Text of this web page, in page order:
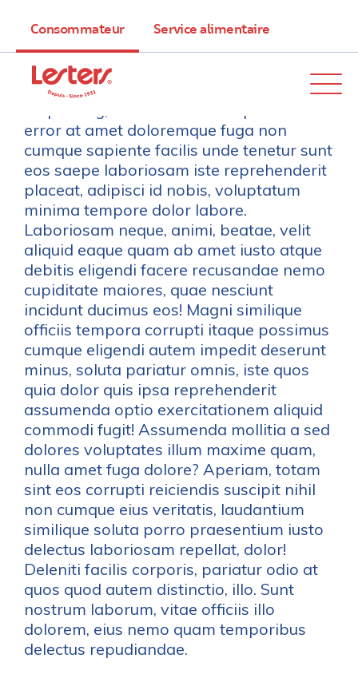
Consommateur Service alimentaire
Lorem ipsum dolor sit amet consectetur
error at amet doloremque fuga non
cumque sapiente facilis unde tenetur sunt
eos saepe laboriosam iste reprehenderit
placeat, adipisci id nobis, voluptatum
minima tempore dolor labore.
Laboriosam neque, animi, beatae, velit
aliquid eaque quam ab amet iusto atque
debitis eligendi facere recusandae nemo
cupiditate maiores, quae nesciunt
incidunt ducimus eos! Magni similique
officiis tempora corrupti itaque possimus
cumque eligendi autem impedit deserunt
minus, soluta pariatur omnis, iste quos
quia dolor quis ipsa reprehenderit
assumenda optio exercitationem aliquid
commodi fugit! Assumenda mollitia a sed
dolores voluptates illum maxime quam,
nulla amet fuga dolore? Aperiam, totam
sint eos corrupti reiciendis suscipit nihil
non cumque eius veritatis, laudantium
similique soluta porro praesentium iusto
delectus laboriosam repellat, dolor!
Deleniti facilis corporis, pariatur odio at
quos quod autem distinctio, illo. Sunt
nostrum laborum, vitae officiis illo
dolorem, eius nemo quam temporibus
delectus repudiandae.